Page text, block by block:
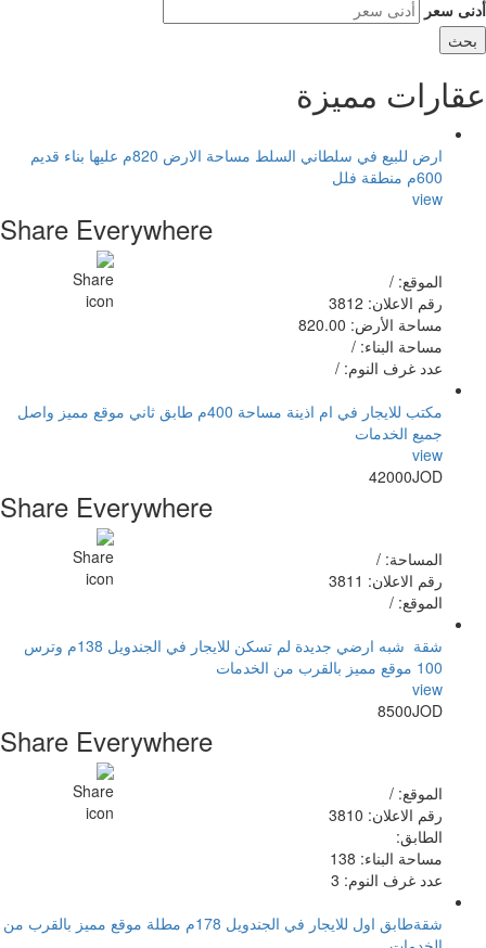
أدنى سعر
عقارات مميزة
ارض للبيع في سلطاني السلط مساحة الارض 820م عليها بناء قديم
600م منطقة فلل
view
Share Everywhere
الموقع: /
رقم الاعلان: 3812
مساحة الأرض: 820.00
مساحة البناء: /
عدد غرف النوم: /
مكتب للايجار في ام اذينة مساحة 400م طابق ثاني موقع مميز واصل
جميع الخدمات
view
42000JOD
Share Everywhere
المساحة: /
رقم الاعلان: 3811
الموقع: /
شقة شبه ارضي جديدة لم تسكن للايجار في الجندويل 138م وترس
100 موقع مميز بالقرب من الخدمات
view
8500JOD
Share Everywhere
الموقع: /
رقم الاعلان: 3810
الطابق:
مساحة البناء: 138
عدد غرف النوم: 3
شقةطابق اول للايجار في الجندويل 178م مطلة موقع مميز بالقرب من